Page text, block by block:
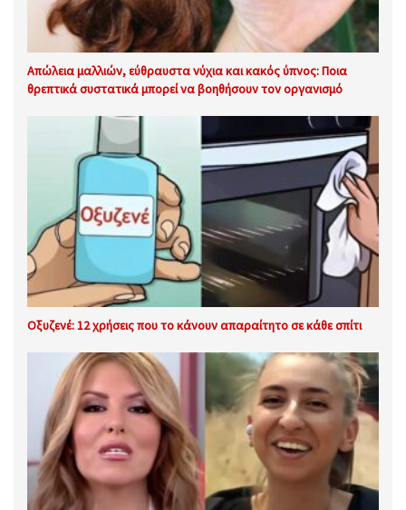
Απώλεια μαλλιών, εύθραυστα νύχια και κακός ύπνος: Ποια
θρεπτικά συστατικά μπορεί να βοηθήσουν τον οργανισμό
Οξυζενέ: 12 χρήσεις που το κάνουν απαραίτητο σε κάθε σπίτι